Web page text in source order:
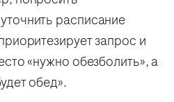
расписание
запрос и
«нужно обезболить», а
обед».